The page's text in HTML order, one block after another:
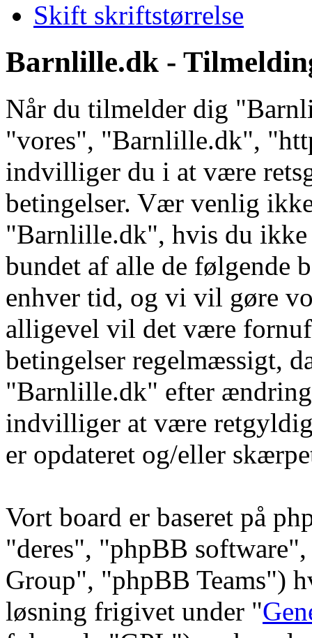
Skift skriftstørrelse
Barnlille.dk -
Når du tilmelder dig
"vores", "Barnlille.dk",
indvilliger du i at være
betingelser. Vær venlig
"Barnlille.dk", hvis du
bundet af alle de følgende
enhver tid, og vi vil gøre
alligevel vil det være
betingelser regelmæssigt,
"Barnlille.dk" efter
indvilliger at være
er opdateret og/eller
Vort board er baseret på
"deres", "phpBB
Group", "phpBB Teams")
løsning frigivet under "